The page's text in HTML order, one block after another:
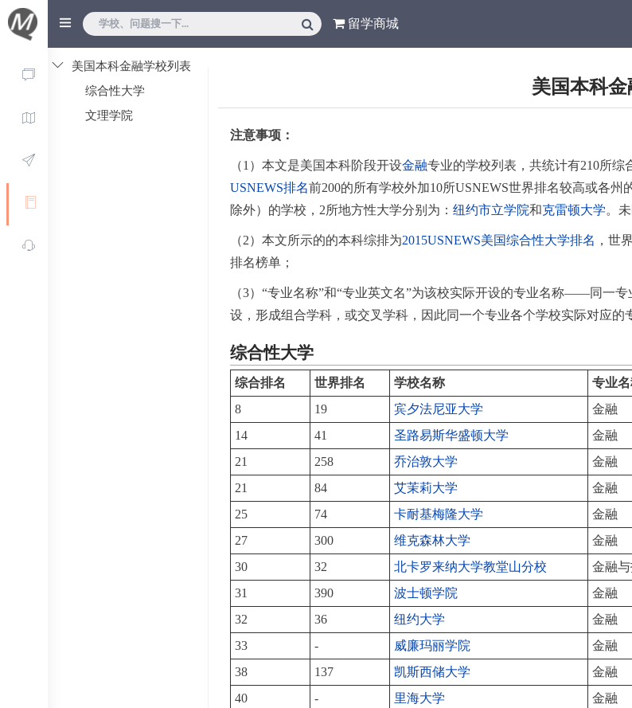
留学商城
美国本科金融学校列表
综合性大学
文理学院
美国本科
注意事项：
（1）本文是美国本科阶段开设金融专业的学校列表，共统计有210所综
USNEWS排名前200的所有学校外加10所USNEWS世界排名较高或各
除外）的学校，2所地方性大学分别为：纽约市立学院和克雷顿大学。
（2）本文所示的的本科综排为2015USNEWS美国综合性大学排名 ，世
排名榜单；
（3）“专业名称”和“专业英文名”为该校实际开设的专业名称——同一
设，形成组合学科，或交叉学科，因此同一个专业各个学校实际对应的
综合性大学
综合排名 世界排名 学校名称 专业
8
19 宾夕法尼亚大学 金融
14
41 圣路易斯华盛顿大学 金融
21
258 乔治敦大学 金融
21
84 艾茉莉大学 金融
25
74 卡耐基梅隆大学 金融
27
300 维克森林大学 金融
30
32 北卡罗来纳大学教堂山分校 金融
31
390 波士顿学院 金融
32
36 纽约大学 金融
33
- 威廉玛丽学院 金融
38
137 凯斯西储大学 金融
40
- 里海大学 金融